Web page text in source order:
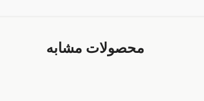
محصولات مشابه